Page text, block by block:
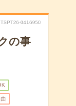
0416950
の事